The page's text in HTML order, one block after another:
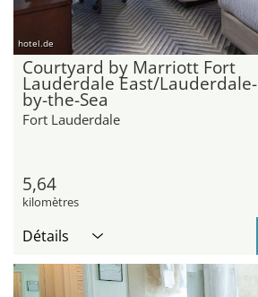
hotel.de
Courtyard by Marriott Fort
Lauderdale East/Lauderdale-
by-the-Sea
Fort Lauderdale
5,64
kilomètres
Détails